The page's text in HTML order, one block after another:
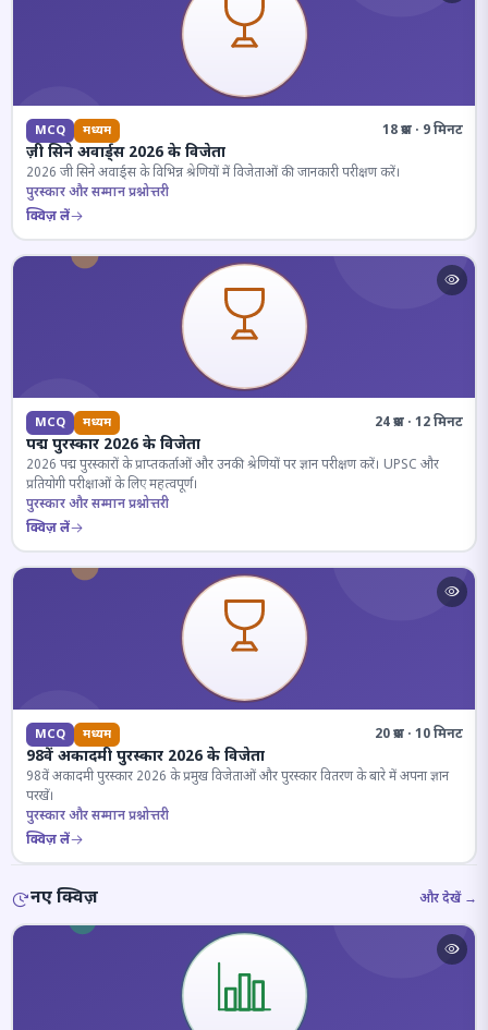
MCQ मध्यम 18 प्रश्न · 9 मिनट
ज़ी सिने अवार्ड्स 2026 के विजेता
2026 जी सिने अवार्ड्स के विभिन्न श्रेणियों में विजेताओं की जानकारी परीक्षण करें।
पुरस्कार और सम्मान प्रश्नोत्तरी
क्विज़ लें
MCQ मध्यम 24 प्रश्न · 12 मिनट
पद्म पुरस्कार 2026 के विजेता
2026 पद्म पुरस्कारों के प्राप्तकर्ताओं और उनकी श्रेणियों पर ज्ञान परीक्षण करें। UPSC और
प्रतियोगी परीक्षाओं के लिए महत्वपूर्ण।
पुरस्कार और सम्मान प्रश्नोत्तरी
क्विज़ लें
MCQ मध्यम 20 प्रश्न · 10 मिनट
98वें अकादमी पुरस्कार 2026 के विजेता
98वें अकादमी पुरस्कार 2026 के प्रमुख विजेताओं और पुरस्कार वितरण के बारे में अपना ज्ञान
परखें।
पुरस्कार और सम्मान प्रश्नोत्तरी
क्विज़ लें
नए क्विज़ और देखें →